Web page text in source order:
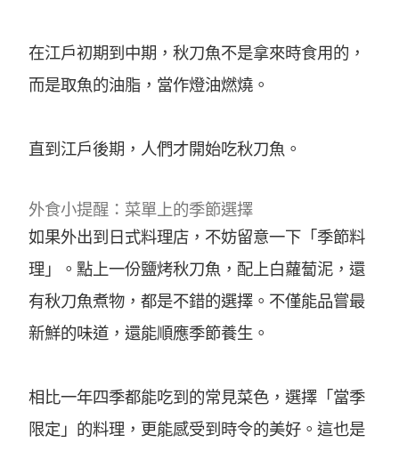
在江戶初期到中期，秋刀魚不是拿來時食用的，
而是取魚的油脂，當作燈油燃燒。
直到江戶後期，人們才開始吃秋刀魚。
外食小提醒：菜單上的季節選擇
如果外出到日式料理店，不妨留意一下「季節料
理」。點上一份鹽烤秋刀魚，配上白蘿蔔泥，還
有秋刀魚煮物，都是不錯的選擇。不僅能品嘗最
新鮮的味道，還能順應季節養生。
相比一年四季都能吃到的常見菜色，選擇「當季
限定」的料理，更能感受到時令的美好。這也是